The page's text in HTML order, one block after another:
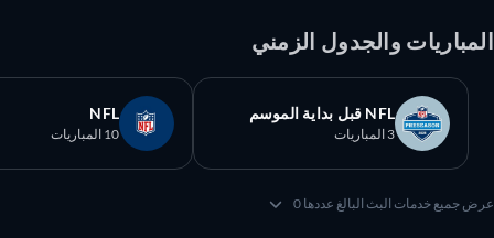
والجدول الزمني
NFL قبل بداية الموسم
3 المباريات
NFL
10 المباريات
جميع خدمات البث البالغ عددها 0